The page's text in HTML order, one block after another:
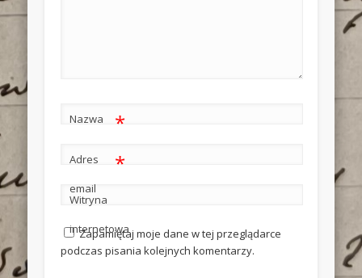
Nazwa *
Adres
email
*
Witryna
internetowa
Zapamiętaj moje dane w tej przeglądarce
podczas pisania kolejnych komentarzy.